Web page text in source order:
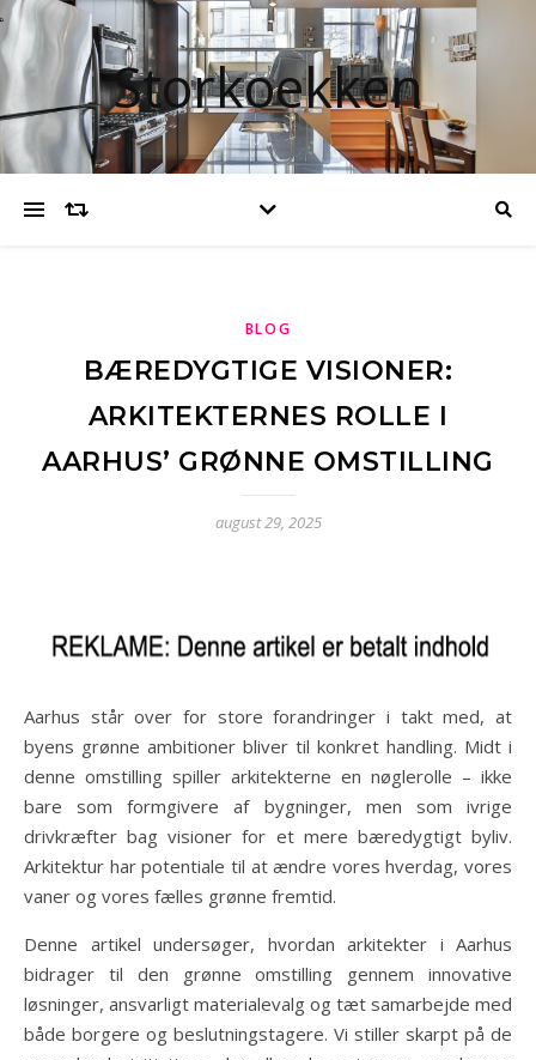
Storkoekken
BLOG
BÆREDYGTIGE VISIONER:
ARKITEKTERNES ROLLE I
AARHUS’ GRØNNE OMSTILLING
august 29, 2025
Aarhus står over for store forandringer i takt med, at
byens grønne ambitioner bliver til konkret handling. Midt i
denne omstilling spiller arkitekterne en nøglerolle – ikke
bare som formgivere af bygninger, men som ivrige
drivkræfter bag visioner for et mere bæredygtigt byliv.
Arkitektur har potentiale til at ændre vores hverdag, vores
vaner og vores fælles grønne fremtid.
Denne artikel undersøger, hvordan arkitekter i Aarhus
bidrager til den grønne omstilling gennem innovative
løsninger, ansvarligt materialevalg og tæt samarbejde med
både borgere og beslutningstagere. Vi stiller skarpt på de